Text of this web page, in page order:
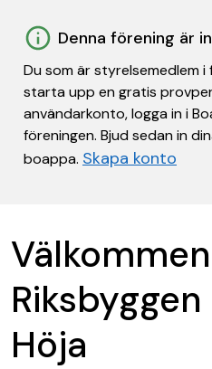
Denna förening är
Du som är styrelsemedlem i
starta upp en gratis
användarkonto, logga in i
föreningen. Bjud sedan in
boappa. Skapa konto
Höja